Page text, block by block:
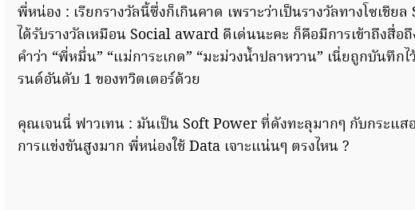
พี่หน่อง : เรียกรางวัลนี้ซึ่งก็เกินคาด เพราะว่าเป็นรางวัลทางโซเชีย
ได้รับรางวัลเหมือน Social award ดีเด่นนะคะ ก็คือมีการเข้าถึงสื่
คำว่า “พี่หมื่น” “แม่การะเกด” “มะม่วงน้ำปลาหวาน” เนี่ยถูกบันทึก
รนด์อันดับ 1 ของทวิตเตอร์ด้วย
คุณเจนนี่ ฟาวเทน : มันเป็น Soft Power ที่ดังทะลุมากๆ กับกระแส
การแข่งขันสูงมาก พี่หน่องใช้ Data เจาะแน่นๆ ตรงไหน ?